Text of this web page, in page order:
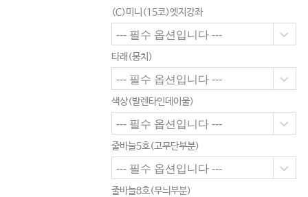
(C)미니(15코)엣지강좌
타래(뭉치)
색상(발렌타인데이울)
줄바늘5호(고무단부분)
줄바늘8호(무늬부분)